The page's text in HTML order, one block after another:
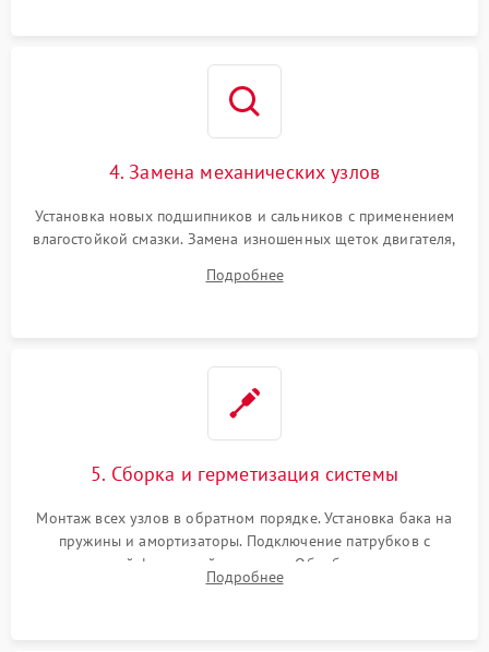
4. Замена механических узлов
Установка новых подшипников и сальников с применением
влагостойкой смазки. Замена изношенных щеток двигателя,
или поврежденной резиновой манжеты.
Подробнее
5. Сборка и герметизация системы
Монтаж всех узлов в обратном порядке. Установка бака на
пружины и амортизаторы. Подключение патрубков с
надежной фиксацией хомутами. Обработка стыков
герметиком для предотвращения возможных протечек воды.
Подробнее